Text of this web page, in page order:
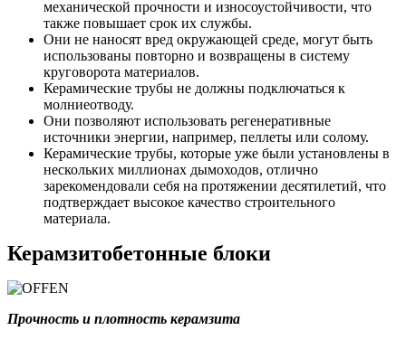
механической прочности и износоустойчивости, что
также повышает срок их службы.
Они не наносят вред окружающей среде, могут быть
использованы повторно и возвращены в систему
круговорота материалов.
Керамические трубы не должны подключаться к
молниеотводу.
Они позволяют использовать регенеративные
источники энергии, например, пеллеты или солому.
Керамические трубы, которые уже были установлены в
нескольких миллионах дымоходов, отлично
зарекомендовали себя на протяжении десятилетий, что
подтверждает высокое качество строительного
материала.
Керамзитобетонные блоки
Прочность и плотность керамзита